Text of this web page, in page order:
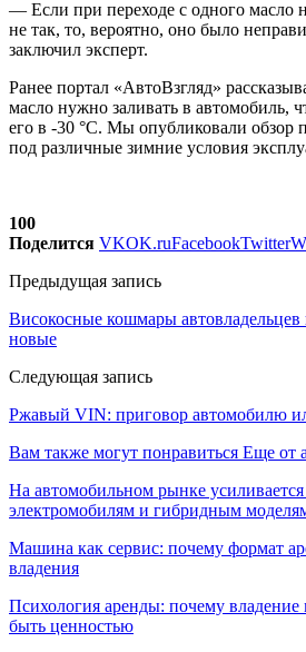
— Если при переходе с одного масло
не так, то, вероятно, оно было
заключил эксперт.
Ранее портал «АвтоВзгляд»
масло нужно заливать в автомобиль,
его в -30 °C. Мы опубликовали обзор
под различные зимние условия
100
Поделится VKOK.ruFacebookTwitter
Предыдущая запись
Високосные кошмары
новые
Следующая запись
Ржавый VIN: приговор автомобилю
Вам также могут понравиться Еще от
На автомобильном рынке усиливается
электромобилям и гибридным
Машина как сервис: почему формат
владения
Психология аренды: почему владение
быть ценностью